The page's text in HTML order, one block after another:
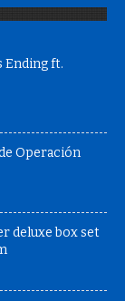
Ending ft.
Operación
deluxe box set